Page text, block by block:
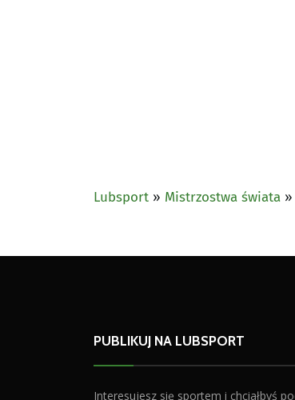
Lubsport » Mistrzostwa świata »
PUBLIKUJ NA LUBSPORT
Interesujesz się sportem i chciałbyś